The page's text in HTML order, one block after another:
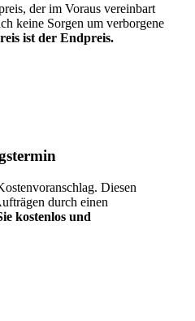
der im Voraus vereinbart
keine Sorgen um verborgene
ist der Endpreis.
Diesen
durch einen
kostenlos und